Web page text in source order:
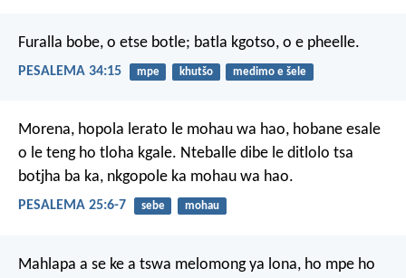
Furalla bobe, o etse botle; batla kgotso, o e pheelle.
PESALEMA 34:15 mpe khutšo medimo e šele
Morena, hopola lerato le mohau wa hao, hobane esale
o le tengho tloha kgale. Nteballe dibe le ditlolo tsa
botjha ba ka, nkgopole ka mohau wa hao.
PESALEMA 25:6-7 sebe mohau
Mahlapa a se ke a tswa melomong ya lona, ho mpe ho